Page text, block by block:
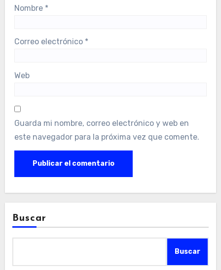
Nombre *
Correo electrónico *
Web
Guarda mi nombre, correo electrónico y web en
este navegador para la próxima vez que comente.
Buscar
Buscar